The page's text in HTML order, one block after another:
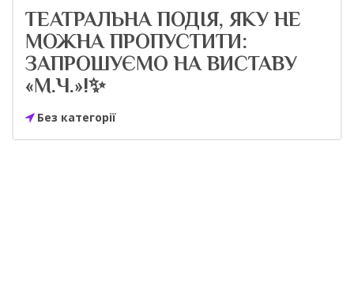
ТЕАТРАЛЬНА ПОДІЯ, ЯКУ НЕ
МОЖНА ПРОПУСТИТИ:
ЗАПРОШУЄМО НА ВИСТАВУ
«М.Ч.»!✨
Без категорії